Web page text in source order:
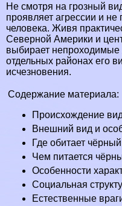
Не смотря на грозный
проявляет агрессии и не
человека. Живя
Северной Америки и
выбирает непроходимые
отдельных районах его
исчезновения.
Содержание материала:
Происхождение
Внешний вид и
Где обитает
Чем питается
Особенности
Социальная
Естественные